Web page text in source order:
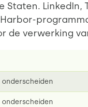
de verwerking